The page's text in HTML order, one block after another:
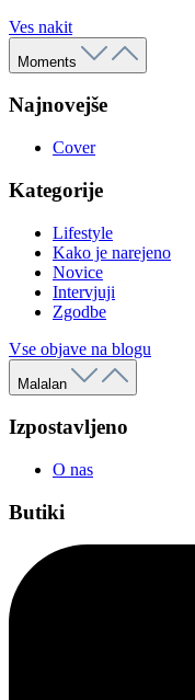
Ves nakit
Moments
Najnovejše
Cover
Kategorije
Lifestyle
Kako je narejeno
Novice
Intervjuji
Zgodbe
Vse objave na blogu
Malalan
Izpostavljeno
O nas
Butiki